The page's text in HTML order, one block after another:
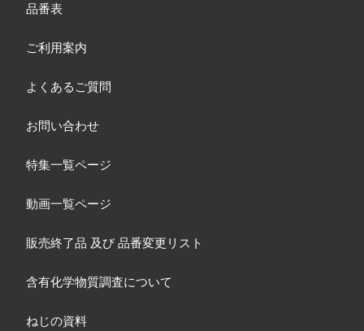
品番表
ご利用案内
よくあるご質問
お問い合わせ
特集一覧ページ
動画一覧ページ
販売終了品 及び品番変更リスト
含有化学物質調査について
ねじの資料